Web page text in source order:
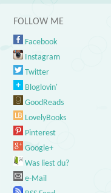
FOLLOW ME
Facebook
Instagram
Twitter
Bloglovin'
GoodReads
LovelyBooks
Pinterest
Google+
Was liest du?
e-Mail